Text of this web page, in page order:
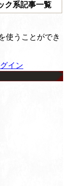
ク系記事一覧
使うことができ
イン